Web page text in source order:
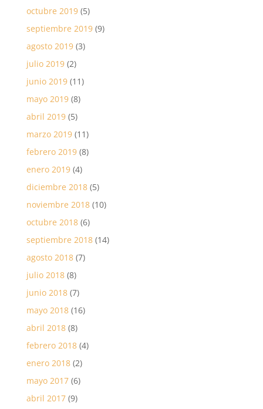
octubre 2019(5)
septiembre 2019(9)
agosto 2019(3)
julio 2019(2)
junio 2019(11)
mayo 2019(8)
abril 2019(5)
marzo 2019(11)
febrero 2019(8)
enero 2019(4)
diciembre 2018(5)
noviembre 2018(10)
octubre 2018(6)
septiembre 2018(14)
agosto 2018(7)
julio 2018(8)
junio 2018(7)
mayo 2018(16)
abril 2018(8)
febrero 2018(4)
enero 2018(2)
mayo 2017(6)
abril 2017(9)